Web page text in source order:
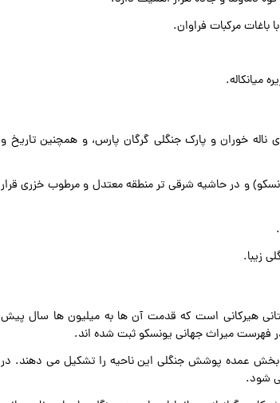
مرکبات فراوان.
میانکاله.
خوران و پارک جنگلی گرگان پارس، و همچنین تاریخ و
و در حاشیه شرقی تر منطقه معتدل و مرطوب خزری قرار
زیبا.
هیرکانی است که قدمت آن ها به میلیون ها سال پیش
فهرست میراث جهانی یونسکو ثبت شده اند.
بخش عمده پوشش جنگلی این ناحیه را تشکیل می دهند. در
شود.